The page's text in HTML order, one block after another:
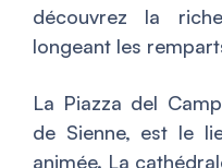
découvrez la
longeant les
La Piazza del
de Sienne, est le
animée. La